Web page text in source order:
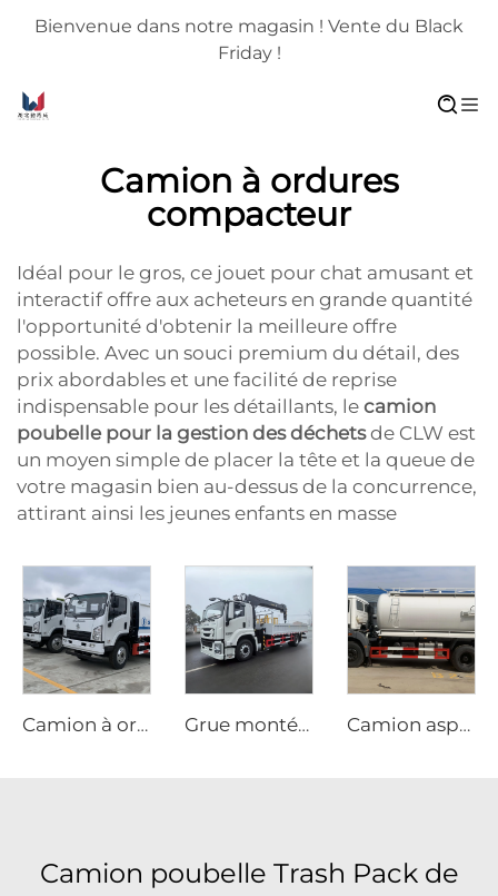
Bienvenue dans notre magasin ! Vente du Black
Friday !
Camion à ordures
compacteur
Idéal pour le gros, ce jouet pour chat amusant et
interactif offre aux acheteurs en grande quantité
l'opportunité d'obtenir la meilleure offre
possible. Avec un souci premium du détail, des
prix abordables et une facilité de reprise
indispensable pour les détaillants, le camion
poubelle pour la gestion des déchetsde CLW est
un moyen simple de placer la tête et la queue de
votre magasin bien au-dessus de la concurrence,
attirant ainsi les jeunes enfants en masse
Camion à ordures compact SHACMAN 6 CBM Grue montée sur camion Isuzu Giga FTR 205 ch Camion aspirateur de boues Beiben 8000 Litres
Camion poubelle Trash Pack de